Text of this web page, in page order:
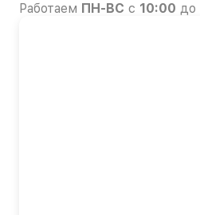
Работаем ПН-ВС с 10:00 до